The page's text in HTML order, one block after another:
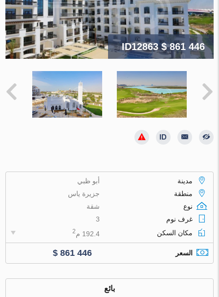
ID12863$ 861 446
مدينة
أبو ظبي
منطقة
جزيرة ياس
نوع
شقة
غرف نوم
3
مكان السكن
192.4 م 2
السعر $ 861 446
بائع